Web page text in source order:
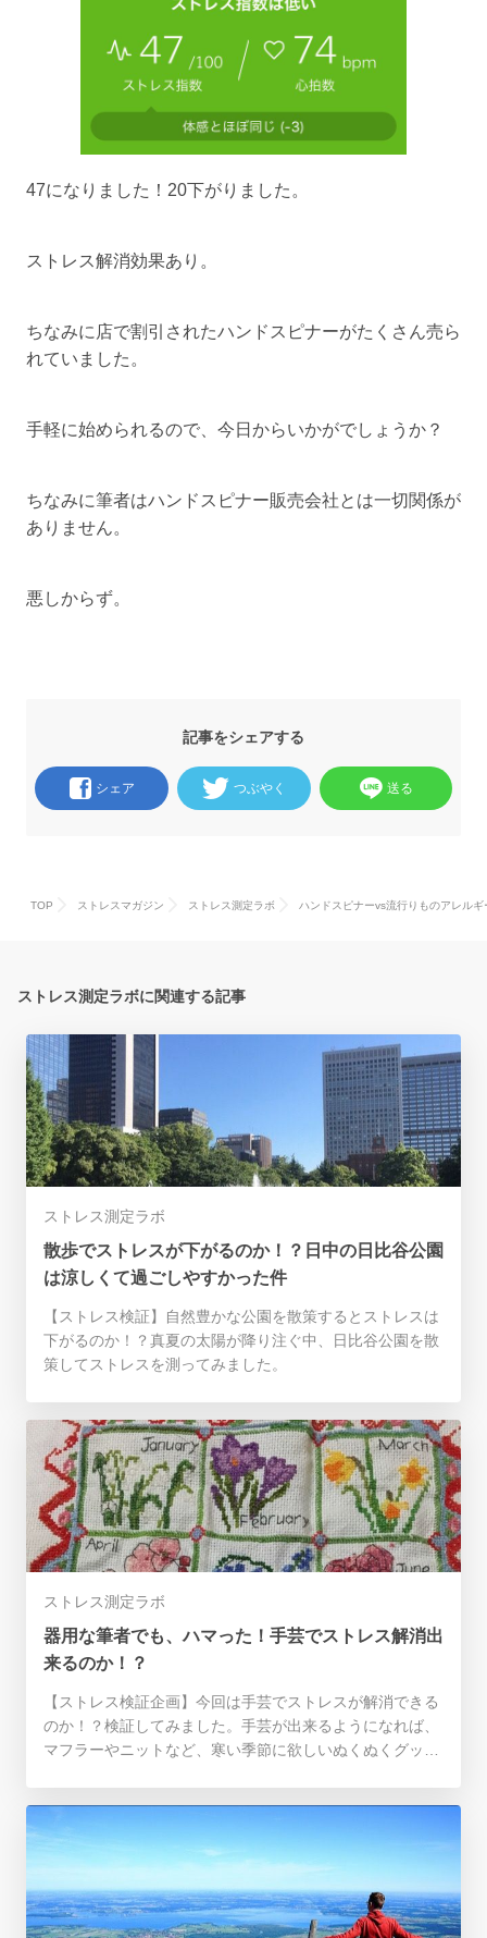
47になりました！20下がりました。
ストレス解消効果あり。
ちなみに店で割引されたハンドスピナーがたくさん売ら
れていました。
手軽に始められるので、今日からいかがでしょうか？
ちなみに筆者はハンドスピナー販売会社とは一切関係が
ありません。
悪しからず。
記事をシェアする
シェア つぶやく 送る
TOP ストレスマガジン ストレス測定ラボ ハンドスピナーvs流行りものアレル
ストレス測定ラボに関連する記事
ストレス測定ラボ
散歩でストレスが下がるのか！？日中の日比谷公園
は涼しくて過ごしやすかった件
【ストレス検証】自然豊かな公園を散策するとストレスは
下がるのか！？真夏の太陽が降り注ぐ中、日比谷公園を散
策してストレスを測ってみました。
ストレス測定ラボ
器用な筆者でも、ハマった！手芸でストレス解消出
来るのか！？
【ストレス検証企画】今回は手芸でストレスが解消できる
のか！？検証してみました。手芸が出来るようになれば、
マフラーやニットなど、寒い季節に欲しいぬくぬくグッズ